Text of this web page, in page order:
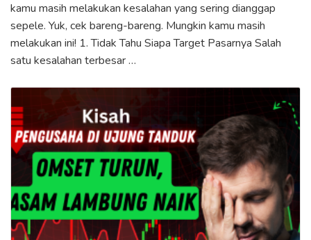
kamu masih melakukan kesalahan yang sering dianggap
sepele. Yuk, cek bareng-bareng. Mungkin kamu masih
melakukan ini! 1. Tidak Tahu Siapa Target Pasarnya Salah
satu kesalahan terbesar …